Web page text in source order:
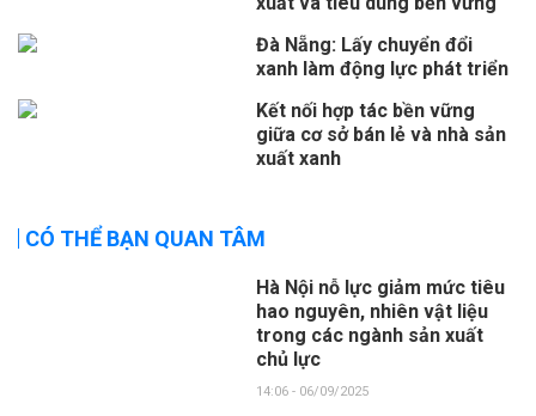
Đà Nẵng: Lấy chuyển đổi
xanh làm động lực phát triển
Kết nối hợp tác bền vững
giữa cơ sở bán lẻ và nhà sản
xuất xanh
CÓ THỂ BẠN QUAN TÂM
Hà Nội nỗ lực giảm mức tiêu
hao nguyên, nhiên vật liệu
trong các ngành sản xuất
chủ lực
14:06 - 06/09/2025